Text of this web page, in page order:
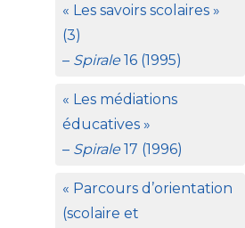
« Les savoirs scolaires »
(3)
– Spirale16 (1995)
« Les médiations
éducatives »
– Spirale17 (1996)
« Parcours d’orientation
(scolaire et